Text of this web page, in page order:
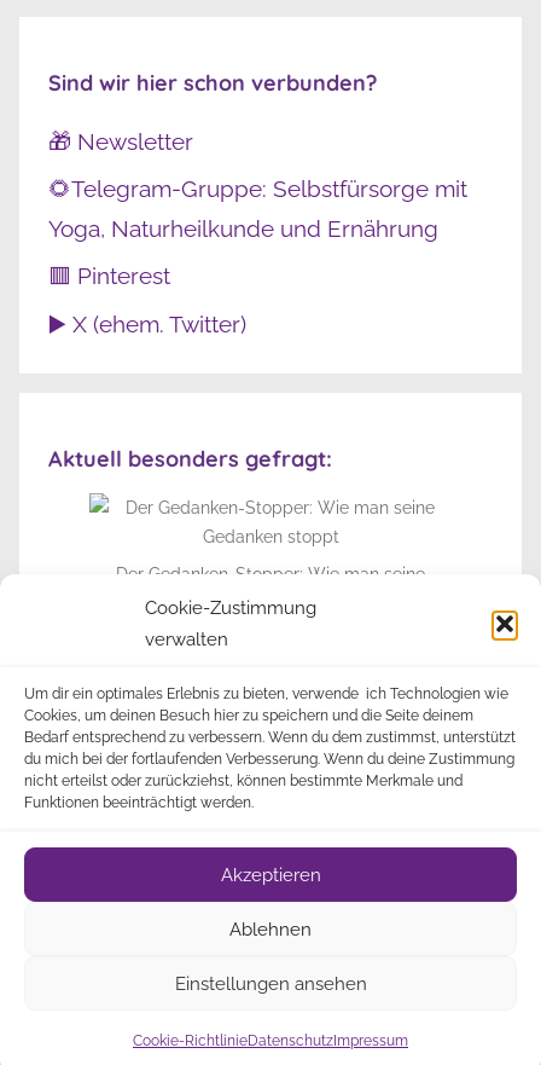
Cookie-Zustimmung
verwalten
Um dir ein optimales Erlebnis zu bieten, verwende ich Technologien wie
Cookies, um deinen Besuch hier zu speichern und die Seite deinem
Bedarf entsprechend zu verbessern. Wenn du dem zustimmst, unterstützt
du mich bei der fortlaufenden Verbesserung. Wenn du deine Zustimmung
nicht erteilst oder zurückziehst, können bestimmte Merkmale und
Funktionen beeinträchtigt werden.
Akzeptieren
Ablehnen
Einstellungen ansehen
Cookie-RichtlinieDatenschutz Impressum
Sind wir hier schon verbunden?
🎁 Newsletter
🌻Telegram-Gruppe: Selbstfürsorge mit
Yoga, Naturheilkunde und Ernährung
🟥 Pinterest
▶️ X (ehem. Twitter)
Aktuell besonders gefragt:
Der Gedanken-Stopper: Wie man seine
Gedanken stoppt
► Zur Info-Seite
Datenschutz
(EU)• © 2009-2023 Alle Rechte vorbehalten •Über
Newsletter
Mitgliederbereich mitDigiMember